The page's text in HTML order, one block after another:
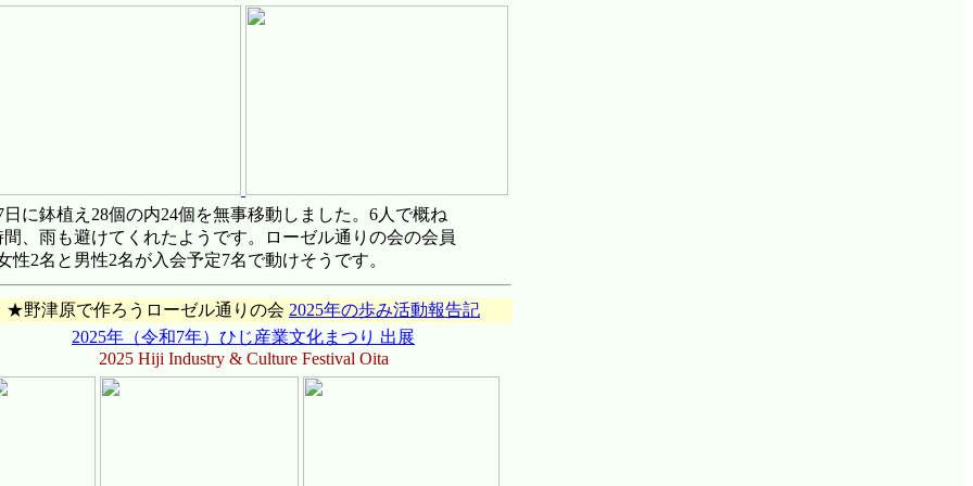
に鉢植え28個の内24個を無事移動しました。6人で概ね
間、雨も避けてくれたようです。ローゼル通りの会の会員
性2名と男性2名が入会予定7名で動けそうです。
★野津原で作ろうローゼル通りの会 2025年の歩み活動報告記
2025年（令和7年）ひじ産業文化まつり 出展
2025 Hiji Industry & Culture Festival Oita